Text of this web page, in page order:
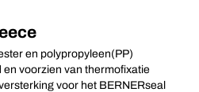
en polypropyleen(PP)
en voorzien van thermofixatie
voor het BERNERseal